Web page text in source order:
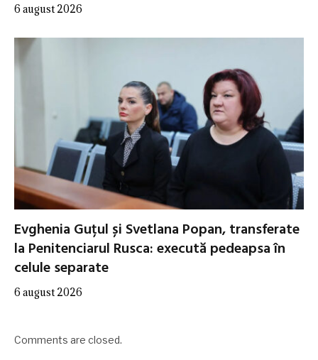
6 august 2026
Evghenia Guțul și Svetlana Popan, transferate
la Penitenciarul Rusca: execută pedeapsa în
celule separate
6 august 2026
Comments are closed.